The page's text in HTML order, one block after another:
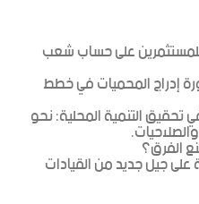
للمستثمرين على حساب شعب
إدراج المحميات في خطط
تحقيق التنمية المحلية: نحو
الفرق؟
على جيل جديد من القيادات